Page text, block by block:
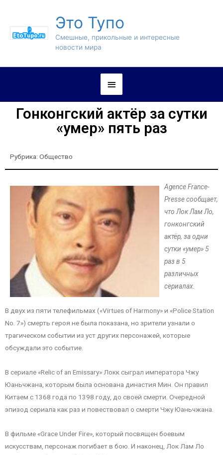
Это Тупо
Смешные, прикольные и интересные
новости мира
Гонконгский актёр за сутки
«умер» пять раз
Рубрика: Общество
Agence France-
Presse сообщает,
что Лок Лам Ло,
гонконгский
актёр, за одни
сутки «умер» 5
раз в 5
различных
сериалах.
В двух из пяти телефильмах («Virtues of Harmony» и «Police Station
No. 7») смерть героя не была показана, но зрители узнали о
трагическом событии из уст других персонажей, которые
обсуждали это событие.
В сериале «Relic of an Emissary» Локк сыграл императора Чжу
Юаньчжана, которым была основана династия Мин. Он правил
Китаем с 1368 года по 1398 году, до своей смерти. Очередной
эпизод сериала как раз и повествовал о смерти Чжу Юаньчжана.
В фильме «Grace Under Fire», который посвящен боевым
искусствам, персонаж погибает в бою. И наконец, Лок Лам Ло